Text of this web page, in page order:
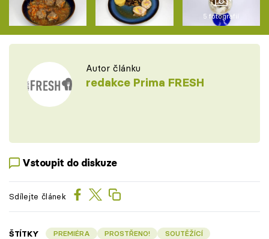
5 fotografií
Autor článku
redakce Prima FRESH
Vstoupit do diskuze
Sdílejte článek
ŠTÍTKY PREMIÉRA PROSTŘENO!
SOUTĚŽÍCÍ